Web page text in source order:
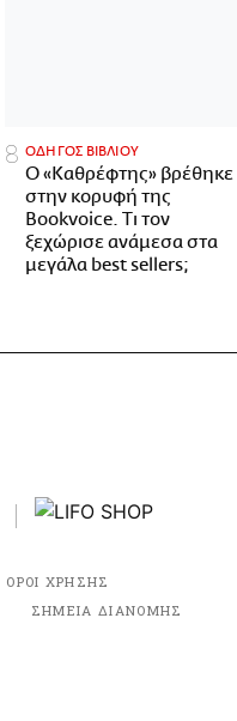
ΟΔΗΓΟΣ ΒΙΒΛΙΟΥ
Ο «Καθρέφτης» βρέθηκε
στην κορυφή της
Bookvoice. Τι τον
ξεχώρισε ανάμεσα στα
μεγάλα best sellers;
ΟΡΟΙ ΧΡΗΣΗΣ
ΣΗΜΕΙΑ ΔΙΑΝΟΜΗΣ